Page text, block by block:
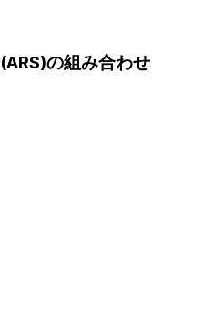
の組み合わせ